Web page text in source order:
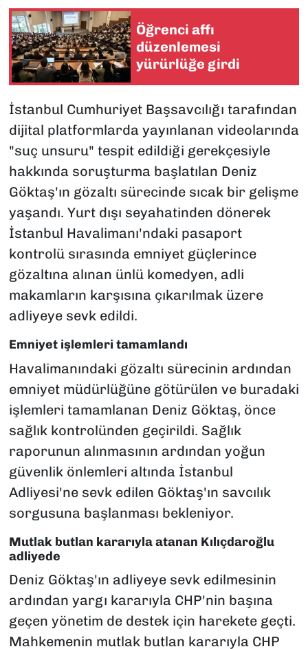
Öğrenci affı
düzenlemesi
yürürlüğe girdi
İstanbul Cumhuriyet Başsavcılığı tarafından
dijital platformlarda yayınlanan videolarında
"suç unsuru" tespit edildiği gerekçesiyle
hakkında soruşturma başlatılan Deniz
Göktaş'ın gözaltı sürecinde sıcak bir gelişme
yaşandı. Yurt dışı seyahatinden dönerek
İstanbul Havalimanı'ndaki pasaport
kontrolü sırasında emniyet güçlerince
gözaltına alınan ünlü komedyen, adli
makamların karşısına çıkarılmak üzere
adliyeye sevk edildi.
Emniyet işlemleri tamamlandı
Havalimanındaki gözaltı sürecinin ardından
emniyet müdürlüğüne götürülen ve buradaki
işlemleri tamamlanan Deniz Göktaş, önce
sağlık kontrolünden geçirildi. Sağlık
raporunun alınmasının ardından yoğun
güvenlik önlemleri altında İstanbul
Adliyesi'ne sevk edilen Göktaş'ın savcılık
sorgusuna başlanması bekleniyor.
Mutlak butlan kararıyla atanan Kılıçdaroğlu
adliyede
Deniz Göktaş'ın adliyeye sevk edilmesinin
ardından yargı kararıyla CHP'nin başına
geçen yönetim de destek için harekete geçti.
Mahkemenin mutlak butlan kararıyla CHP